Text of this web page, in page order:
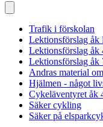
Trafik i förskolan
Lektionsförslag åk
Lektionsförslag åk
Lektionsförslag åk
Andras material
Hjälmen - något
Cykeläventyret åk
Säker cykling
Säker på